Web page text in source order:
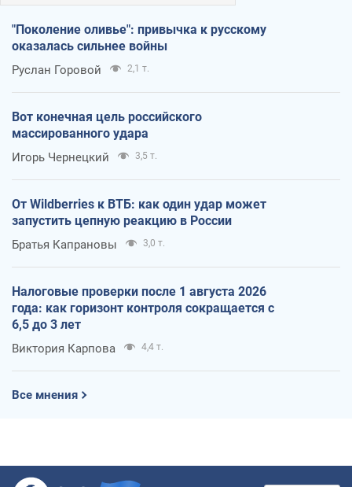
"Поколение оливье": привычка к русскому
оказалась сильнее войны
Руслан Горовой 2,1 т.
Вот конечная цель российского
массированного удара
Игорь Чернецкий 3,5 т.
От Wildberries к ВТБ: как один удар может
запустить цепную реакцию в России
Братья Капрановы 3,0 т.
Налоговые проверки после 1 августа 2026
года: как горизонт контроля сокращается с
6,5 до 3 лет
Виктория Карпова 4,4 т.
Все мнения